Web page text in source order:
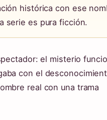
histórica con ese
serie es pura ficción.
el misterio
con el
real con una trama